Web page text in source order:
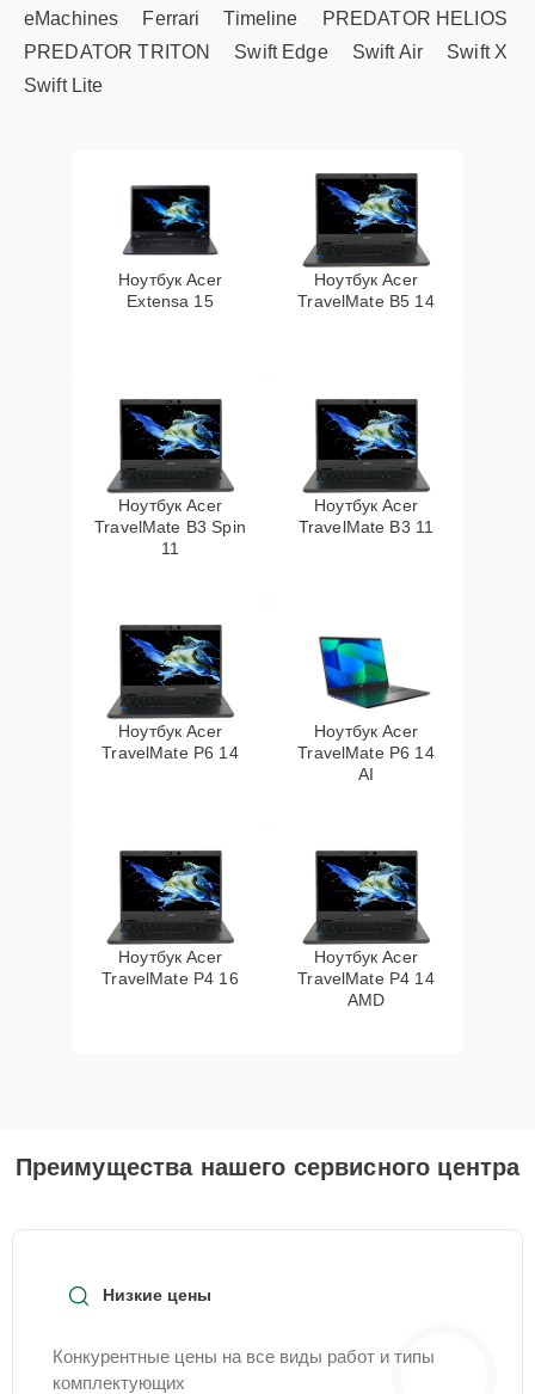
eMachines Ferrari Timeline
PREDATOR HELIOS
PREDATOR TRITON
Swift Edge Swift Air
Swift X
Swift Lite
Ноутбук Acer
Extensa 15
Ноутбук Acer
TravelMate B5 14
Ноутбук Acer
TravelMate B3 Spin
11
Ноутбук Acer
TravelMate B3 11
Ноутбук Acer
TravelMate P6 14
Ноутбук Acer
TravelMate P6 14
AI
Ноутбук Acer
TravelMate P4 16
Ноутбук Acer
TravelMate P4 14
AMD
Преимущества нашего сервисного центра
Низкие цены
Конкурентные цены на все виды работ и типы
комплектующих